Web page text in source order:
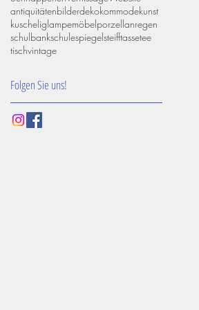
antiquitätenbilderdekokommodekunst
kuscheliglampemöbelporzellanregen
schulbankschulespiegelsteifftassetee
tischvintage
Folgen Sie uns!